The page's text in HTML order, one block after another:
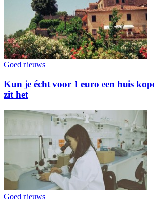
Goed nieuws
Kun je écht voor 1 euro een huis
zit het
Goed nieuws